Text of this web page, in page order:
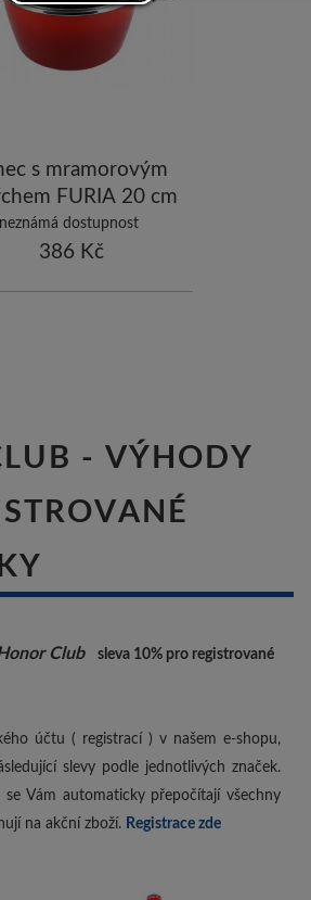
s mramorovým
FURIA 20 cm
neznámá dostupnost
386 Kč
- VÝHODY
Club sleva 10% pro registrované
účtu ( registrací ) v našem e-shopu,
slevy podle jednotlivých značek.
Vám automaticky přepočítají všechny
na akční zboží. Registrace zde